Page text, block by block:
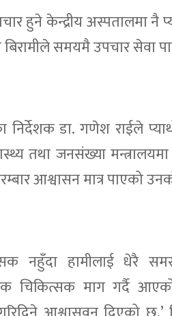
हुने केन्द्रीय अस्पतालमा नै
समयमै उपचार सेवा
निर्देशक डा. गणेश राईले
तथा जनसंख्या
आश्वासन मात्र पाएको
नहुँदा हामीलाई धेरै
चिकित्सक माग गर्दै आएको